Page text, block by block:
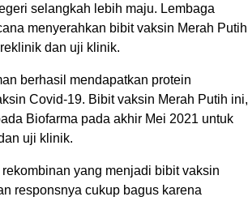
selangkah lebih maju. Lembaga
menyerahkan bibit vaksin Merah Putih
dan uji klinik.
berhasil mendapatkan protein
Covid-19. Bibit vaksin Merah Putih ini,
Biofarma pada akhir Mei 2021 untuk
uji klinik.
yang menjadi bibit vaksin
responsnya cukup bagus karena